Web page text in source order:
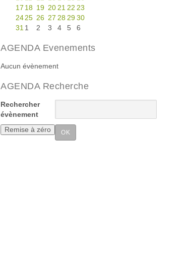
17 18 19 20 21 22 23
2425 26 27 28 29 30
31 1 2 3 4 5 6
AGENDA Evenements
Aucun évènement
AGENDA Recherche
Rechercher
évènement